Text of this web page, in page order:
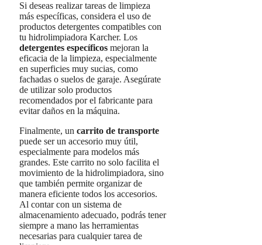
Si deseas realizar tareas de limpieza
más específicas, considera el uso de
productos detergentes compatibles con
tu hidrolimpiadora Karcher. Los
detergentes específicos mejoran la
eficacia de la limpieza, especialmente
en superficies muy sucias, como
fachadas o suelos de garaje. Asegúrate
de utilizar solo productos
recomendados por el fabricante para
evitar daños en la máquina.
Finalmente, un carrito de transporte
puede ser un accesorio muy útil,
especialmente para modelos más
grandes. Este carrito no solo facilita el
movimiento de la hidrolimpiadora, sino
que también permite organizar de
manera eficiente todos los accesorios.
Al contar con un sistema de
almacenamiento adecuado, podrás tener
siempre a mano las herramientas
necesarias para cualquier tarea de